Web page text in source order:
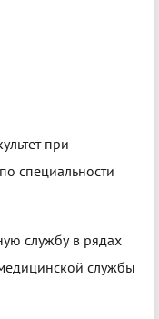
при
специальности
службу в рядах
службы